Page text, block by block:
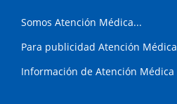
Somos Atención Médica...
Para publicidad Atención Médica
Información de Atención Médica